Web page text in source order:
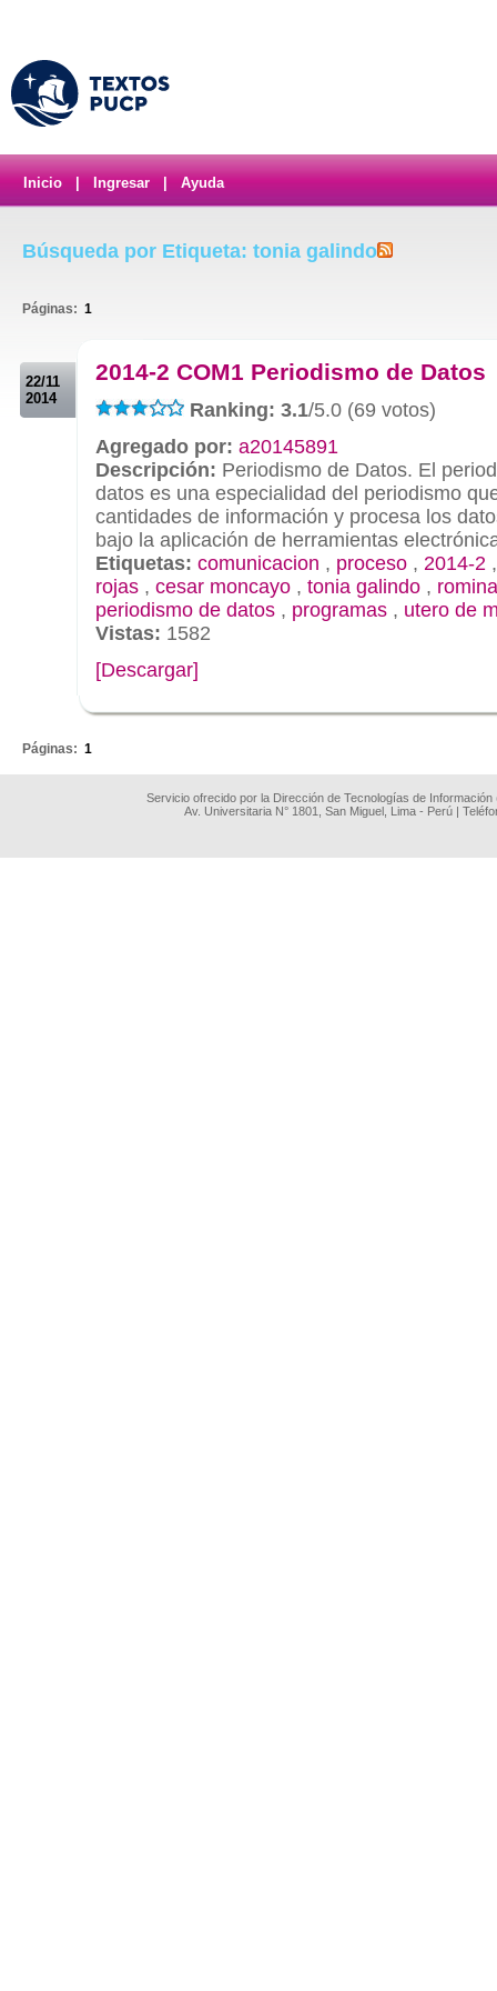
Inicio Ingresar Ayuda
Búsqueda por Etiqueta: tonia galindo
Páginas: 1
22/11
2014
2014-2 COM1 Periodismo de Datos
Ranking: 3.1/5.0 (69 votos)
Agregado por: a20145891
Descripción: Periodismo de Datos. El
datos es una especialidad del periodismo
cantidades de información y procesa los
bajo la aplicación de herramientas
Etiquetas: comunicacion , proceso , 2014-2
rojas , cesar moncayo , tonia galindo ,
periodismo de datos , programas , utero de
Vistas: 1582
[Descargar]
Páginas: 1
Servicio ofrecido por la Dirección de Tecnologías de
Av. Universitaria N° 1801, San Miguel, Lima - Perú |